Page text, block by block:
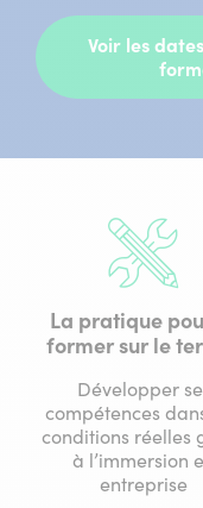
Voir les
La pratique
former sur le
Développer
compétences
conditions réelles
à l’immersion
entreprise